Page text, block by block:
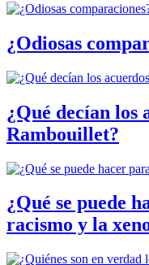
¿Odiosas
¿Qué decían los
Rambouillet?
¿Qué se puede
racismo y la